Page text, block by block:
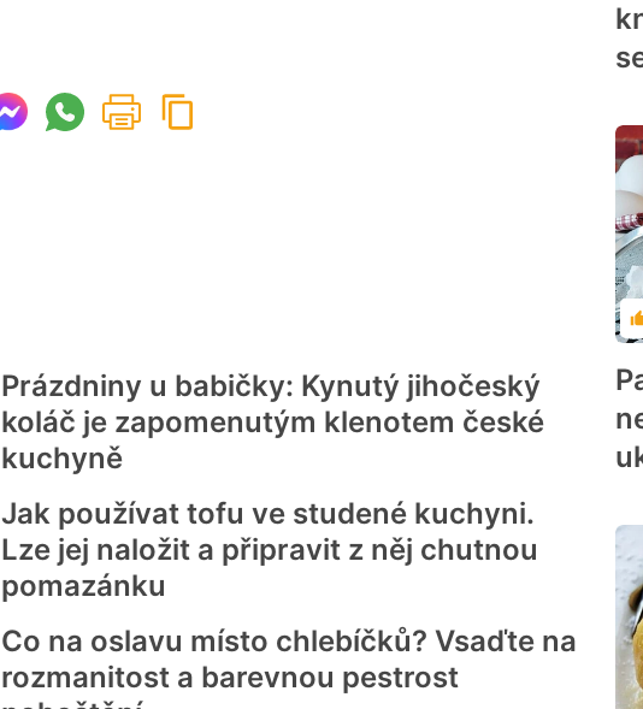
Prázdniny u babičky: Kynutý jihočeský
koláč je zapomenutým klenotem české
kuchyně
Jak používat tofu ve studené kuchyni.
Lze jej naložit a připravit z něj chutnou
pomazánku
Co na oslavu místo chlebíčků? Vsaďte na
rozmanitost a barevnou pestrost